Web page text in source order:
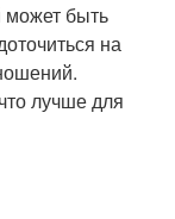
может быть
на
лучше для